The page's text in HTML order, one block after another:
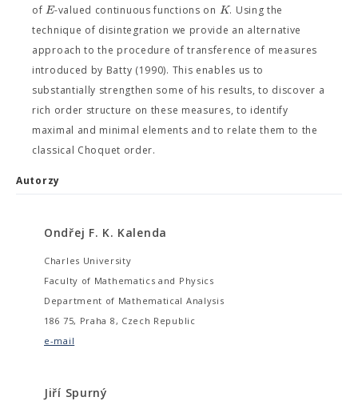
ofE-valued continuous functions on K. Using the
technique of disintegration we provide an alternative
approach to the procedure of transference of measures
introduced by Batty (1990). This enables us to
substantially strengthen some of his results, to discover a
rich order structure on these measures, to identify
maximal and minimal elements and to relate them to the
classical Choquet order.
Autorzy
Ondřej F. K. Kalenda
Charles University
Faculty of Mathematics and Physics
Department of Mathematical Analysis
186 75, Praha 8, Czech Republic
e-mail
Jiří Spurný